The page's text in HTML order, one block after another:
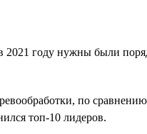
году нужны были
по
топ-10 лидеров.